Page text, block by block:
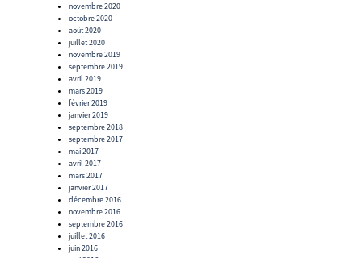
novembre 2020
octobre 2020
août 2020
juillet 2020
novembre 2019
septembre 2019
avril 2019
mars 2019
février 2019
janvier 2019
septembre 2018
septembre 2017
mai 2017
avril 2017
mars 2017
janvier 2017
décembre 2016
novembre 2016
septembre 2016
juillet 2016
juin 2016